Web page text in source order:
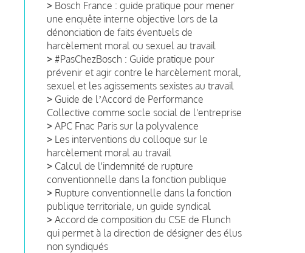
> Bosch France : guide pratique pour mener
une enquête interne objective lors de la
dénonciation de faits éventuels de
harcèlement moral ou sexuel au travail
> #PasChezBosch : Guide pratique pour
prévenir et agir contre le harcèlement moral,
sexuel et les agissements sexistes au travail
> Guide de lʼAccord de Performance
Collective comme socle social de l'entreprise
> APC Fnac Paris sur la polyvalence
> Les interventions du colloque sur le
harcèlement moral au travail
> Calcul de l'indemnité de rupture
conventionnelle dans la fonction publique
> Rupture conventionnelle dans la fonction
publique territoriale, un guide syndical
> Accord de composition du CSE de Flunch
qui permet à la direction de désigner des élus
non syndiqués